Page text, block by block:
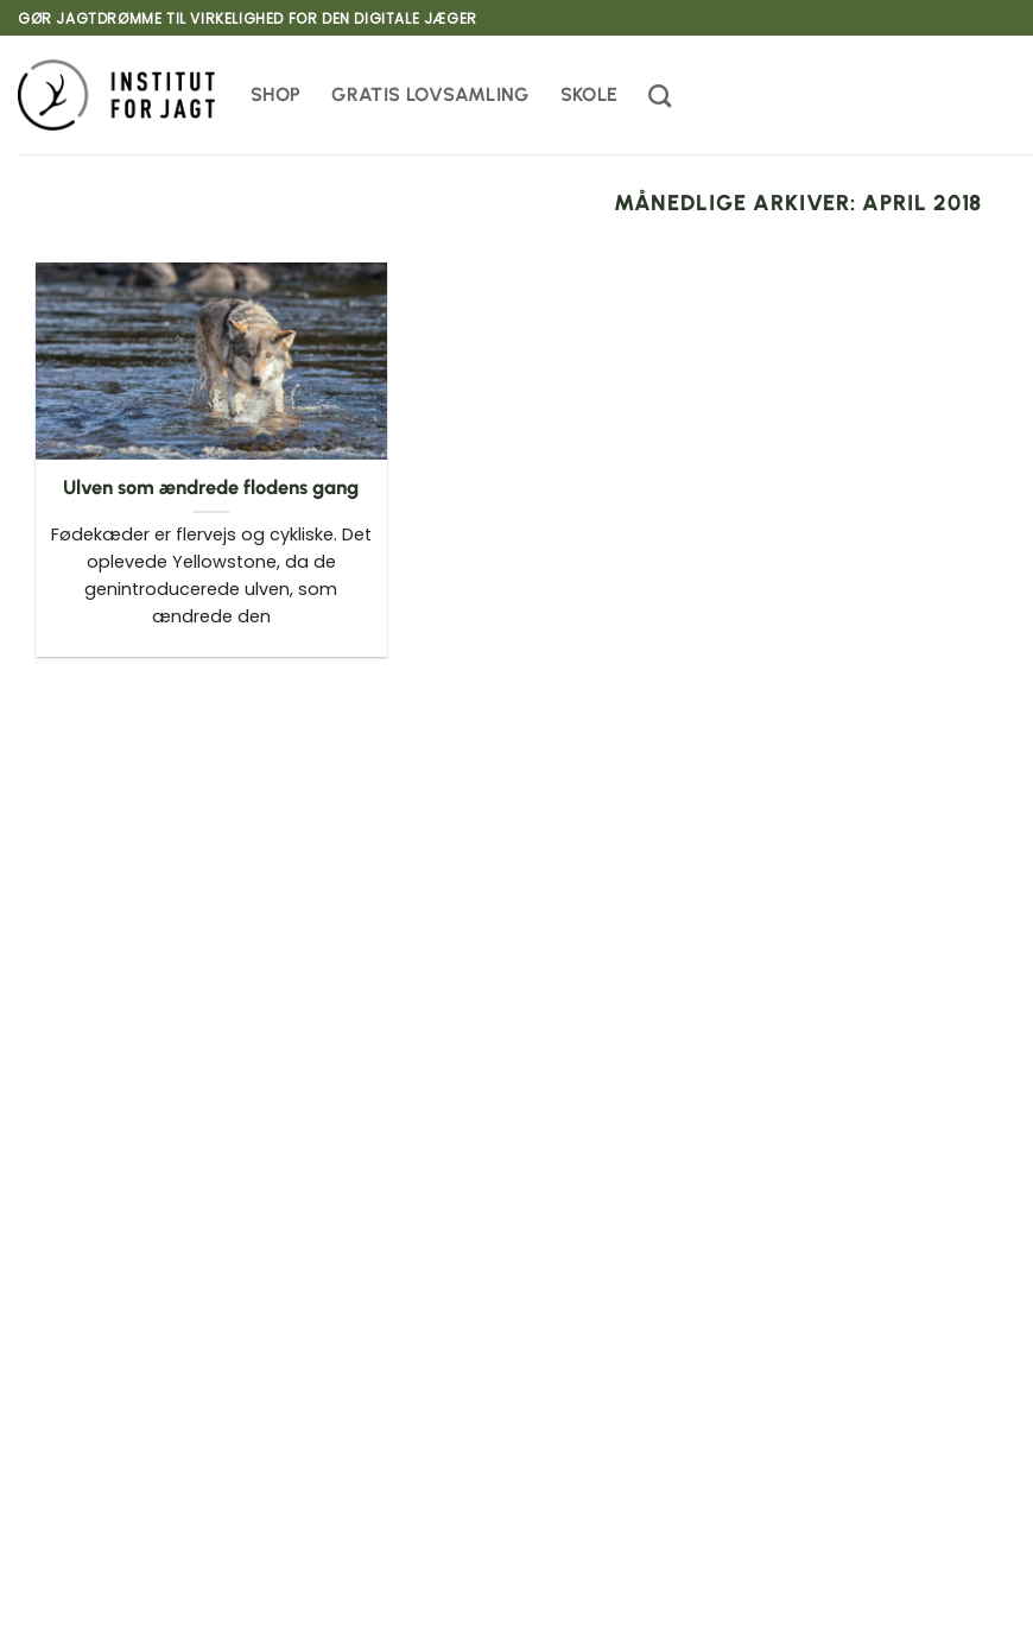
Fortsæt
til
indhold
GØR JAGTDRØMME TIL VIRKELIGHED FOR DEN DIGITALE JÆGER
SHOP GRATIS LOVSAMLING SKOLE
MÅNEDLIGE ARKIVER: APRIL 2018
Ulven som ændrede flodens gang
Fødekæder er flervejs og cykliske. Det
oplevede Yellowstone, da de
genintroducerede ulven, som
ændrede den